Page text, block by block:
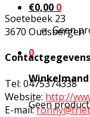
€0,00 0
Geen
0
Winkelmand
Geen
Soetebeek 23
3670 Oudsbergen
Tel: 0475374338
Website: http://
E-mail: